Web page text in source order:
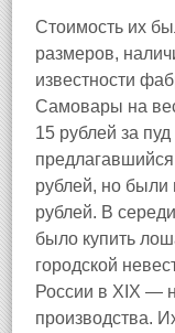
Стоимость их
размеров,
известности
Самовары на
15 рублей за
рублей, но
рублей. В
было купить
городской
России в XIX —
производства.